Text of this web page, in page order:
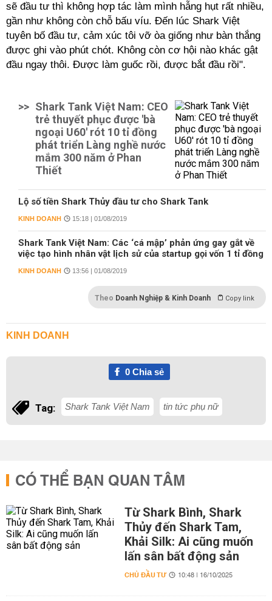
sẽ đầu tư thì không hợp tác làm mình hẫng hụt rất nhiều,
gần như không còn chỗ bấu víu. Đến lúc Shark Việt
tuyên bố đầu tư, cảm xúc tôi vỡ òa giống như bàn thắng
được ghi vào phút chót. Không còn cơ hội nào khác gật
đầu ngay thôi. Được làm guốc rồi, được bắt đầu rồi".
>> Shark Tank Việt Nam: CEO
trẻ thuyết phục được 'bà
ngoại U60' rót 10 tỉ đồng
phát triển Làng nghề nước
mắm 300 năm ở Phan
Thiết
Lộ số tiền Shark Thủy đầu tư cho Shark Tank
KINH DOANH 15:18 | 01/08/2019
Shark Tank Việt Nam: Các ‘cá mập’ phản ứng gay gắt về
việc tạo hình nhân vật lịch sử của startup gọi vốn 1 tỉ đồng
KINH DOANH 13:56 | 01/08/2019
Theo Doanh Nghiệp & Kinh Doanh Copy link
KINH DOANH
0Chia sẻ
Tag: Shark Tank Việt Nam tin tức phụ nữ
CÓ THỂ BẠN QUAN TÂM
Từ Shark Bình, Shark
Thủy đến Shark Tam,
Khải Silk: Ai cũng muốn
lấn sân bất động sản
CHỦ ĐẦU TƯ 10:48 | 16/10/2025